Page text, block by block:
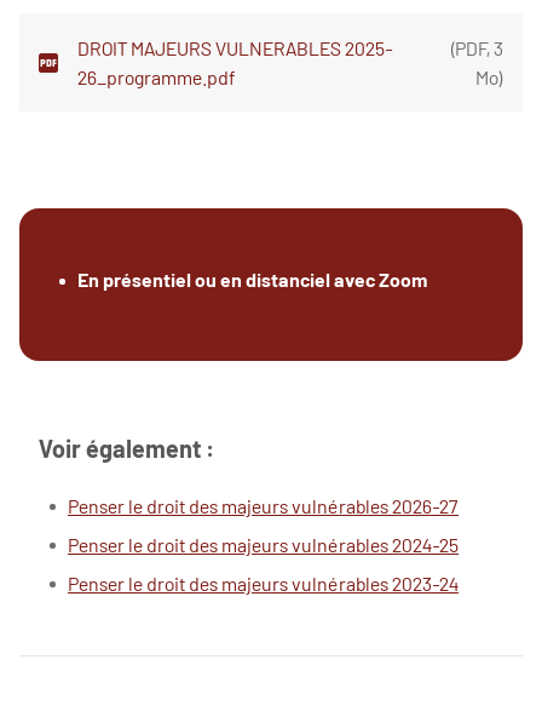
DROIT MAJEURS VULNERABLES 2025-
26_programme.pdf
(PDF,3
Mo)
En présentiel ou en distanciel avec Zoom
Voir également :
Penser le droit des majeurs vulnérables 2026-27
Penser le droit des majeurs vulnérables 2024-25
Penser le droit des majeurs vulnérables 2023-24